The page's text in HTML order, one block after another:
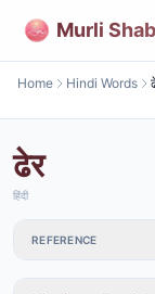
Murli
Home Hindi Words
ढेर
हिंदी
REFERENCE